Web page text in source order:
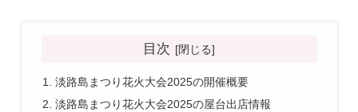
目次
淡路島まつり花火大会2025の開催概要
淡路島まつり花火大会2025の屋台出店情報